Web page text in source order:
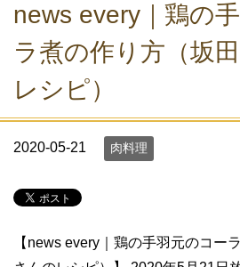
news every｜鶏の
ラ煮の作り方（坂
レシピ）
2020-05-21 肉料理
【news every｜鶏の手羽元のコー